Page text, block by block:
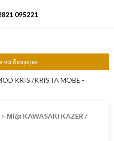
095221
να διαφέρει
> Μίζα KAWASAKI KAZER /